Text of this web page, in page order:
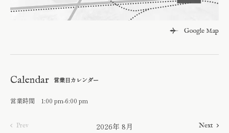
Google Map
Calendar 営業日カレンダー
営業時間 1:00 pm-6:00 pm
2026年 8月